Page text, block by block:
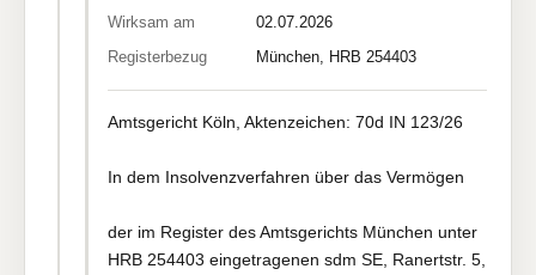
Wirksam am
02.07.2026
Registerbezug
München, HRB 254403
Amtsgericht Köln, Aktenzeichen: 70d IN 123/26
In dem Insolvenzverfahren über das Vermögen
der im Register des Amtsgerichts München unter
HRB 254403 eingetragenen sdm SE, Ranertstr. 5,